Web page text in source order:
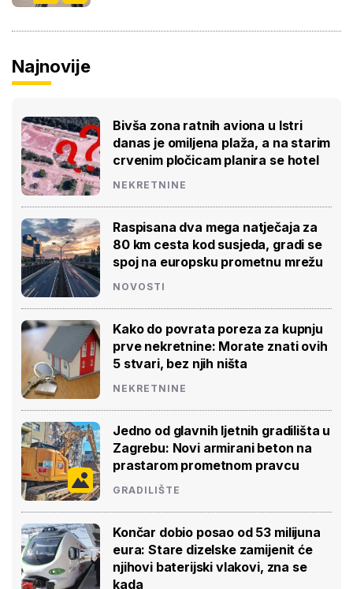
Najnovije
Bivša zona ratnih aviona u Istri
danas je omiljena plaža, a na starim
crvenim pločicam planira se hotel
NEKRETNINE
Raspisana dva mega natječaja za
80 km cesta kod susjeda, gradi se
spoj na europsku prometnu mrežu
NOVOSTI
Kako do povrata poreza za kupnju
prve nekretnine: Morate znati ovih
5 stvari, bez njih ništa
NEKRETNINE
Jedno od glavnih ljetnih gradilišta u
Zagrebu: Novi armirani beton na
prastarom prometnom pravcu
GRADILIŠTE
Končar dobio posao od 53 milijuna
eura: Stare dizelske zamijenit će
njihovi baterijski vlakovi, zna se
kada